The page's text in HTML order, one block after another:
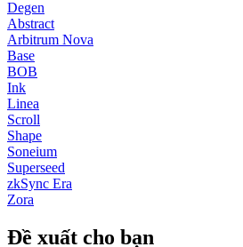
Degen
Abstract
Arbitrum Nova
Base
BOB
Ink
Linea
Scroll
Shape
Soneium
Superseed
zkSync Era
Zora
Đề xuất cho bạn